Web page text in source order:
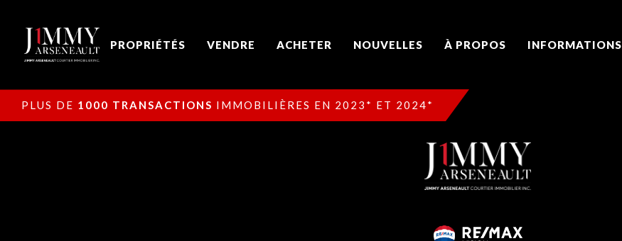
PROPRIÉTÉS VENDRE ACHETER NOUVELLES À PROPOS INFORMATIONS
PLUS DE 1000 TRANSACTIONS IMMOBILIÈRES EN 2023* ET 2024*